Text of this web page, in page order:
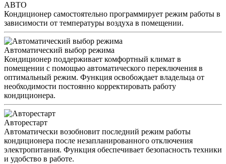
АВТО
Кондиционер самостоятельно программирует режим работы в
зависимости от температуры воздуха в помещении.
Автоматический выбор режима
Кондиционер поддерживает комфортный климат в
помещении с помощью автоматического переключения в
оптимальный режим. Функция освобождает владельца от
необходимости постоянно корректировать работу
кондиционера.
Авторестарт
Автоматически возобновит последний режим работы
кондиционера после незапланированного отключения
электропитания. Функция обеспечивает безопасность техники
и удобство в работе.